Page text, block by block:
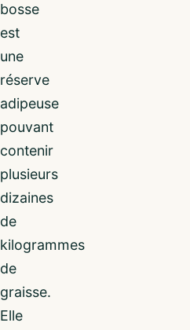
bosse
est
une
réserve
adipeuse
pouvant
contenir
plusieurs
dizaines
de
kilogrammes
de
graisse.
Elle